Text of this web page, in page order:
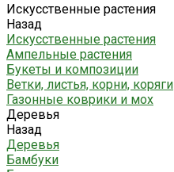
Искусственные растения
Назад
Искусственные растения
Ампельные растения
Букеты и композиции
Ветки, листья, корни, коряги
Газонные коврики и мох
Деревья
Назад
Деревья
Бамбуки